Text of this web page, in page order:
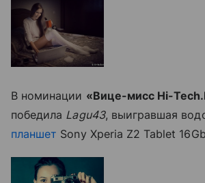
В номинации «Вице-мисс Hi-
победила Lagu43, выигравшая
планшет Sony Xperia Z2 Tablet